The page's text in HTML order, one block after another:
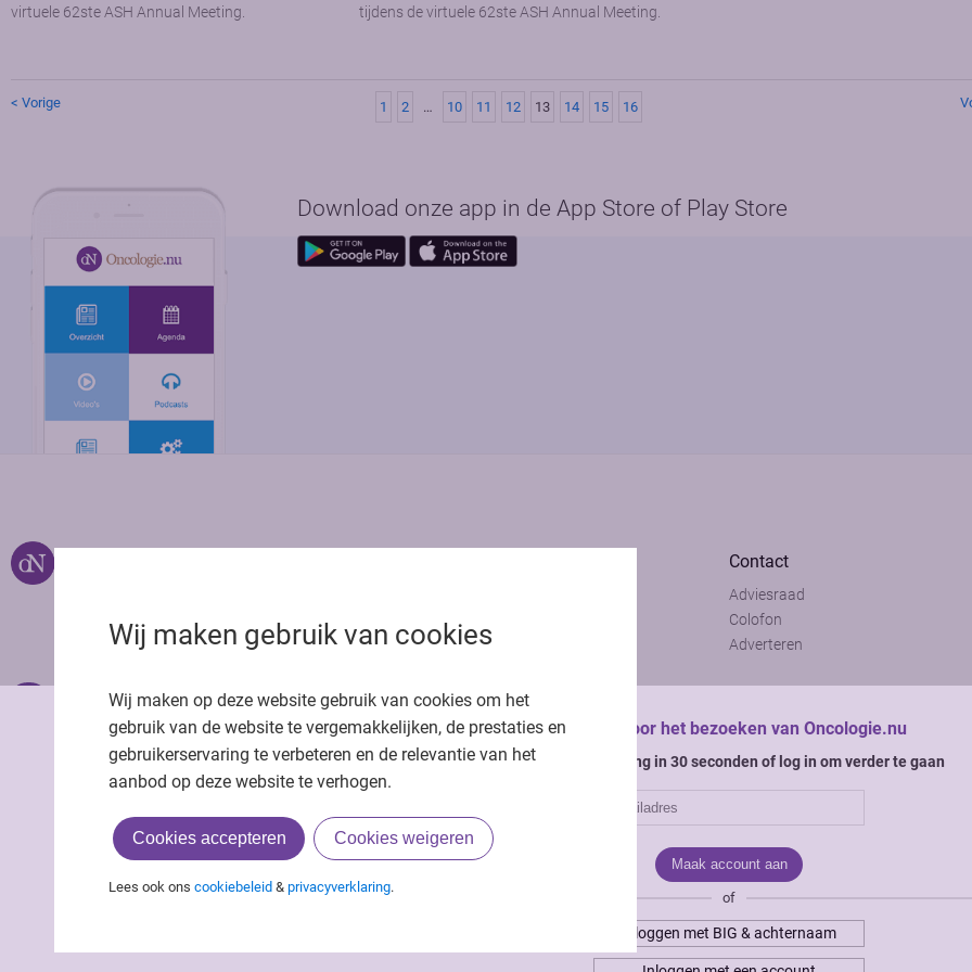
Wij maken gebruik van cookies
Wij maken op deze website gebruik van cookies om het
gebruik van de website te vergemakkelijken, de prestaties en
gebruikerservaring te verbeteren en de relevantie van het
aanbod op deze website te verhogen.
Cookies accepteren Cookies weigeren
Lees ook ons cookiebeleid & privacyverklaring.
Bedankt voor het bezoeken van Oncologie.nu
Krijg gratis toegang in 30 seconden of log in om verder te gaan
of
Inloggen met BIG & achternaam
virtuele 62ste ASH Annual Meeting.
tijdens de virtuele 62ste ASH Annual Meeting.
< Vorige 1 2 … 10 11 12 13 14 15 16
Download onze app in de App Store of Play Store
Privacy statement
Cookie statement
Richtlijnen
Contact
Adviesraad
Colofon
Adverteren